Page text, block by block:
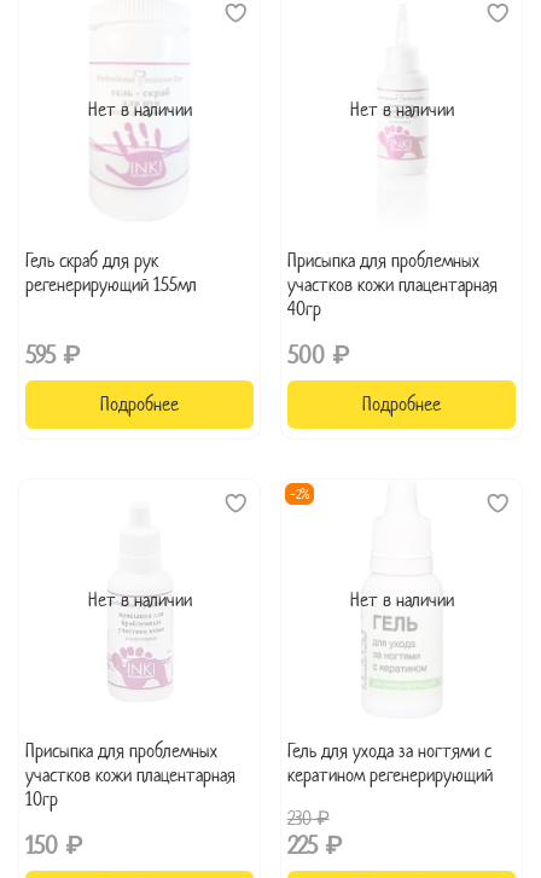
Нет в наличии
Гель скраб для рук
регенерирующий 155мл
595 ₽
Подробнее
Нет в наличии
Присыпка для проблемных
участков кожи плацентарная
40гр
500 ₽
Подробнее
Нет в наличии
Присыпка для проблемных
участков кожи плацентарная
10гр
150 ₽
Нет в наличии
-2%
Гель для ухода за ногтями с
кератином регенерирующий
230 ₽
225 ₽